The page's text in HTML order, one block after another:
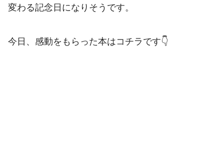
変わる記念日になりそうです。
今日、感動をもらった本はコチラです👇